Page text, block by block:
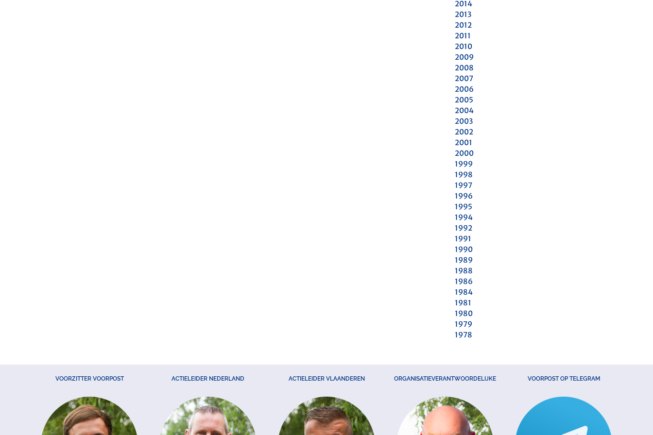
2014
2013
2012
2011
2010
2009
2008
2007
2006
2005
2004
2003
2002
2001
2000
1999
1998
1997
1996
1995
1994
1992
1991
1990
1989
1988
1986
1984
1981
1980
1979
1978
VOORZITTER VOORPOST ACTIELEIDER NEDERLAND ACTIELEIDER VLAANDEREN ORGANISATIEVERANTWOORDELIJKE VOORPOST OP TELEGRAM